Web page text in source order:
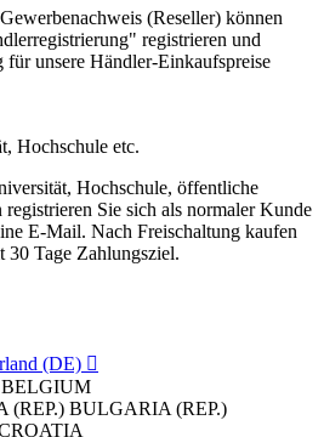
(Reseller) können
registrieren und
für unsere Händler-Einkaufspreise
Hochschule etc.
Hochschule, öffentliche
Sie sich als normaler Kunde
E-Mail. Nach Freischaltung kaufen
30 Tage Zahlungsziel.
(DE) 
BELGIUM
BULGARIA (REP.)